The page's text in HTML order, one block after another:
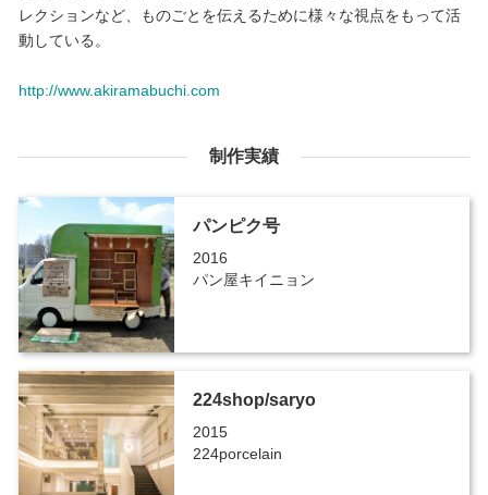
レクションなど、ものごとを伝えるために様々な視点をもって活
動している。
http://www.akiramabuchi.com
制作実績
パンピク号
2016
パン屋キイニョン
224shop/saryo
2015
224porcelain